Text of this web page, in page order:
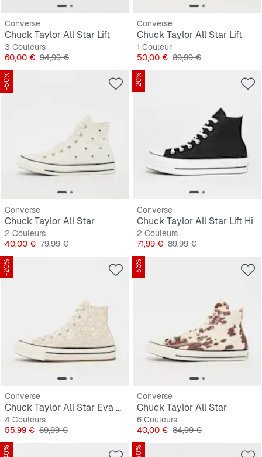
Converse
Chuck Taylor All Star Lift
3 Couleurs
Prix
60,00 € Prix original
94,99 €
Converse
Chuck Taylor All Star Lift
1 Couleur
Prix
50,00 € Prix original
89,99 €
-50%
Converse
Chuck Taylor All Star
2 Couleurs
Prix
40,00 € Prix original
79,99 €
-20%
Converse
Chuck Taylor All Star Lift Hi
2 Couleurs
Prix
71,99 € Prix original
89,99 €
-20%
Converse
Chuck Taylor All Star Eva Lift (GS)
4 Couleurs
Prix
55,99 € Prix original
69,99 €
-53%
Converse
Chuck Taylor All Star
6 Couleurs
Prix
40,00 € Prix original
84,99 €
-40%